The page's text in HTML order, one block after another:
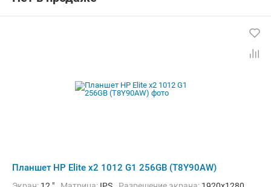
Планшет HP Elite x2 1012 G1 256GB (T8Y90AW)